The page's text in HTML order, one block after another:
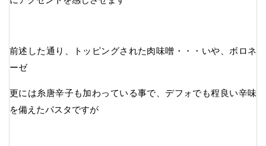
前述した通り、トッピングされた肉味噌・・・いや、ボロネ
ーゼ
更には糸唐辛子も加わっている事で、デフォでも程良い辛味
を備えたパスタですが